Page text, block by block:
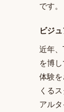
です。
ビジ
近年
を博
体験
くる
アル